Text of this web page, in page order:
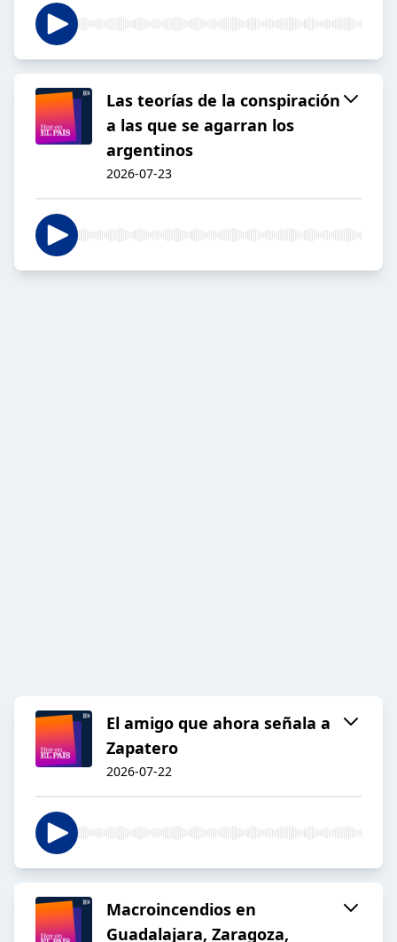
Las teorías de la conspiración
a las que se agarran los
argentinos
2026-07-23
El amigo que ahora señala a
Zapatero
2026-07-22
Macroincendios en
Guadalajara, Zaragoza,